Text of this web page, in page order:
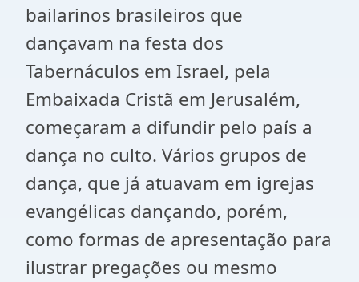
bailarinos brasileiros que
dançavam na festa dos
Tabernáculos em Israel, pela
Embaixada Cristã em Jerusalém,
começaram a difundir pelo país a
dança no culto. Vários grupos de
dança, que já atuavam em igrejas
evangélicas dançando, porém,
como formas de apresentação para
ilustrar pregações ou mesmo